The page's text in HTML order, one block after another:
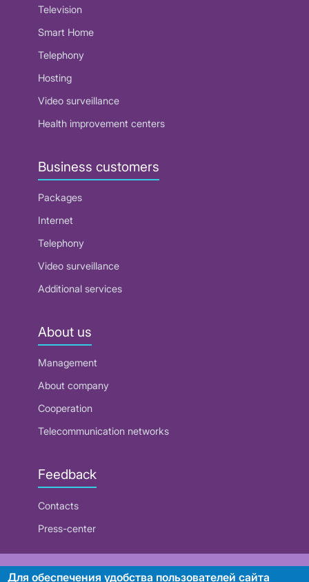
Television
Smart Home
Telephony
Hosting
Video surveillance
Health improvement centers
Business customers
Packages
Internet
Telephony
Video surveillance
Additional services
About us
Management
About company
Cooperation
Telecommunication networks
Feedback
Contacts
Press-center
RUE "Beltelecom"
Для обеспечения удобства пользователей сайта